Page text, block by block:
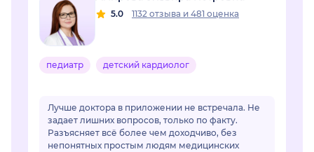
5.0 1132 отзыва и 481 оценка
педиатр детский кардиолог
Лучше доктора в приложении не встречала. Не
задает лишних вопросов, только по факту.
Разъясняет всё более чем доходчиво, без
непонятных простым людям медицинских